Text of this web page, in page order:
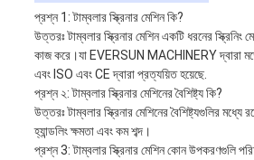
প্রশ্ন 1: টাম্বলার স্ক্রিনার মেশিন কি?
উত্তরঃ টাম্বলার স্ক্রিনার মেশিন একটি ধরনের স্ক্রিনিং
কাজ করে।যা EVERSUN MACHINERY দ্বারা
এবং ISO এবং CE দ্বারা প্রত্যয়িত হয়েছে.
প্রশ্ন ২: টাম্বলার স্ক্রিনার মেশিনের বৈশিষ্ট্য কি?
উত্তরঃ টাম্বলার স্ক্রিনার মেশিনের বৈশিষ্ট্যগুলির মধ্যে
হ্যান্ডলিং ক্ষমতা এবং কম শব্দ।
প্রশ্ন 3: টাম্বলার স্ক্রিনার মেশিন কোন উপকরণগুলি